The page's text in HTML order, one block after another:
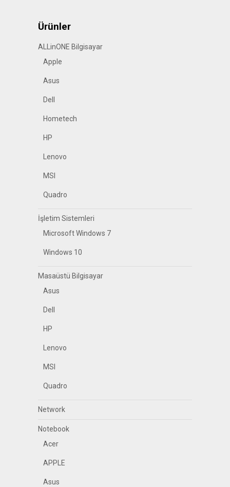
Ürünler
ALLinONE Bilgisayar
Apple
Asus
Dell
Hometech
HP
Lenovo
MSI
Quadro
İşletim Sistemleri
Microsoft Windows 7
Windows 10
Masaüstü Bilgisayar
Asus
Dell
HP
Lenovo
MSI
Quadro
Network
Notebook
Acer
APPLE
Asus